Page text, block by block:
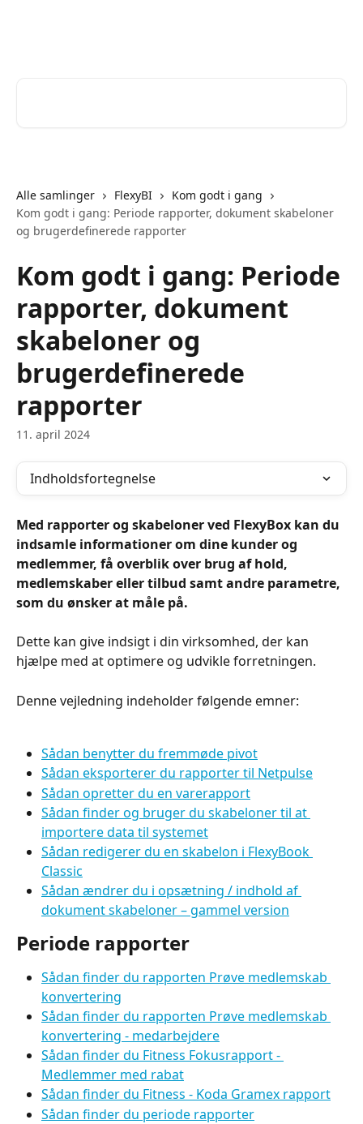
Alle samlinger FlexyBI
Kom godt i gang
Kom godt i gang: Periode rapporter, dokument skabeloner
og brugerdefinerede rapporter
Kom godt i gang: Periode
rapporter, dokument
skabeloner og
brugerdefinerede
rapporter
11. april 2024
Indholdsfortegnelse
Med rapporter og skabeloner ved FlexyBox kan du
indsamle informationer om dine kunder og
medlemmer, få overblik over brug af hold,
medlemskaber eller tilbud samt andre parametre,
som du ønsker at måle på.
Dette kan give indsigt i din virksomhed, der kan
hjælpe med at optimere og udvikle forretningen.
Denne vejledning indeholder følgende emner:
Sådan benytter du fremmøde pivot
Sådan eksporterer du rapporter til Netpulse
Sådan opretter du en varerapport
Sådan finder og bruger du skabeloner til at
importere data til systemet
Sådan redigerer du en skabelon i FlexyBook
Classic
Sådan ændrer du i opsætning / indhold af
dokument skabeloner – gammel version
Periode rapporter
Sådan finder du rapporten Prøve medlemskab
konvertering
Sådan finder du rapporten Prøve medlemskab
konvertering - medarbejdere
Sådan finder du Fitness Fokusrapport -
Medlemmer med rabat
Sådan finder du Fitness - Koda Gramex rapport
Sådan finder du periode rapporter